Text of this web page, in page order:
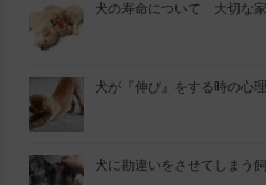
犬の寿命について 大切な
犬が『伸び』をする時の心
犬に勘違いをさせてしまう